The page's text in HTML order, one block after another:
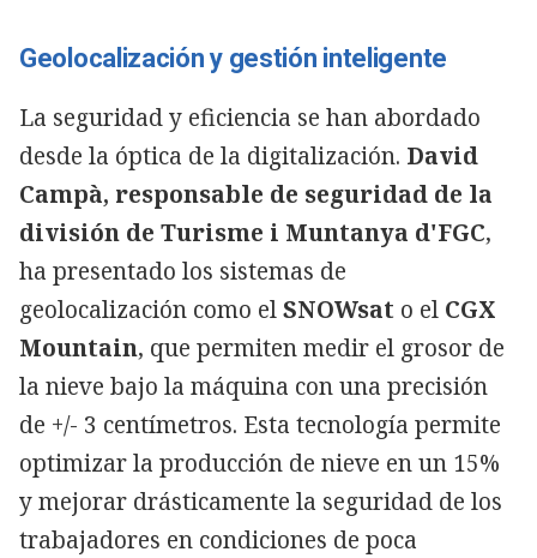
Geolocalización y gestión inteligente
La seguridad y eficiencia se han abordado
desde la óptica de la digitalización. David
Campà, responsable de seguridad de la
división de Turisme i Muntanya d'FGC,
ha presentado los sistemas de
geolocalización como elSNOWsat o el CGX
Mountain, que permiten medir el grosor de
la nieve bajo la máquina con una precisión
de +/- 3 centímetros. Esta tecnología permite
optimizar la producción de nieve en un 15%
y mejorar drásticamente la seguridad de los
trabajadores en condiciones de poca